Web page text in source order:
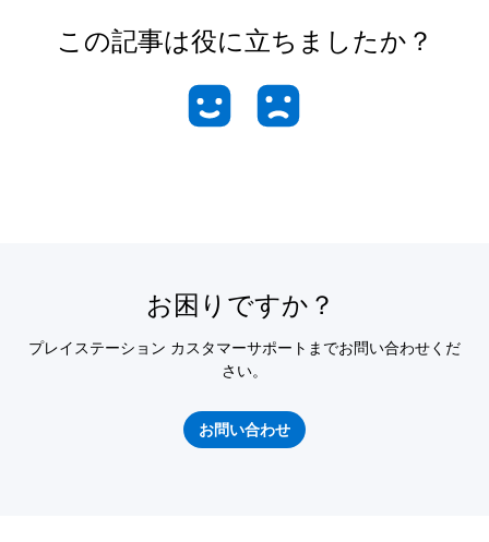
この記事は役に立ちましたか？
お困りですか？
プレイステーション カスタマーサポートまでお問い合わせくだ
さい。
お問い合わせ